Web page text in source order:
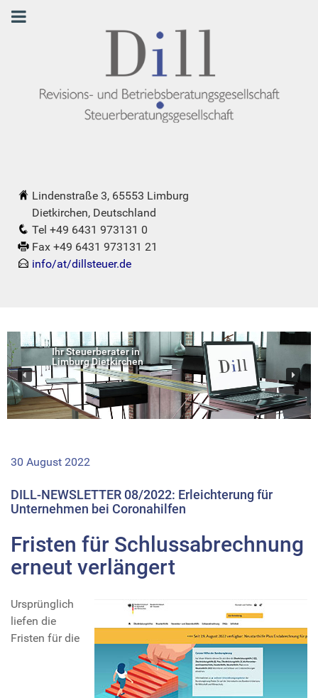
Lindenstraße 3, 65553 Limburg
Dietkirchen, Deutschland
Tel +49 6431 973131 0
Fax +49 6431 973131 21
info/at/dillsteuer.de
Ihr Steuerberater in
Limburg Dietkirchen
30 August 2022
DILL-NEWSLETTER 08/2022: Erleichterung für
Unternehmen bei Coronahilfen
Fristen für Schlussabrechnung
erneut verlängert
Ursprünglich
liefen die
Fristen für die